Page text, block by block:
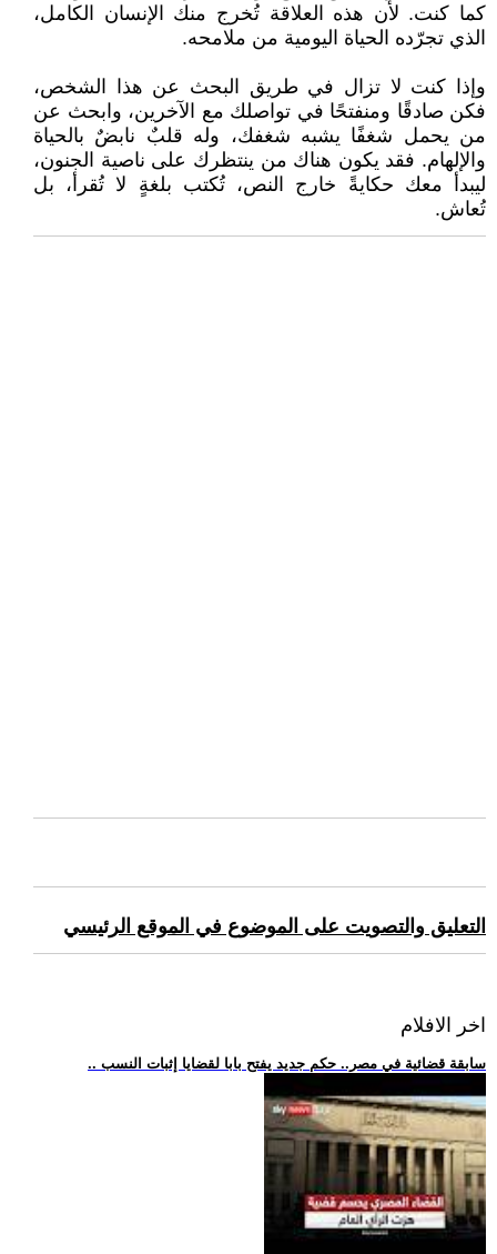
كما كنت. لأن هذه العلاقة تُخرج منك الإنسان الكامل،
الذي تجرّده الحياة اليومية من ملامحه.
وإذا كنت لا تزال في طريق البحث عن هذا الشخص،
فكن صادقًا ومنفتحًا في تواصلك مع الآخرين، وابحث عن
من يحمل شغفًا يشبه شغفك، وله قلبٌ نابضٌ بالحياة
والإلهام. فقد يكون هناك من ينتظرك على ناصية الجنون،
ليبدأ معك حكايةً خارج النص، تُكتب بلغةٍ لا تُقرأ، بل
تُعاش.
التعليق والتصويت على الموضوع في الموقع الرئيسي
اخر الافلام
.. سابقة قضائية في مصر.. حكم جديد يفتح بابا لقضايا إثبات النسب